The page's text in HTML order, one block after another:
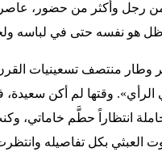
من رجل وأكثر من حضور،
ظل هو نفسه حتى في لباسه
وطار منتصف تسعينيات
وقتها لم أكن سعيدة،
حاملة انتظاراً حطَّم
العبثي بكل تفاصيله